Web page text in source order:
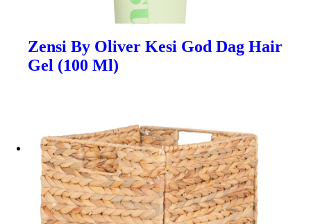
Zensi By Oliver Kesi God Dag Hair
Gel (100 Ml)